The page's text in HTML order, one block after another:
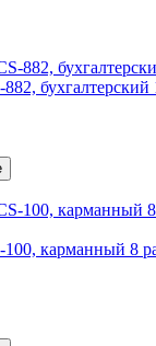
бухгалтерский
карманный 8